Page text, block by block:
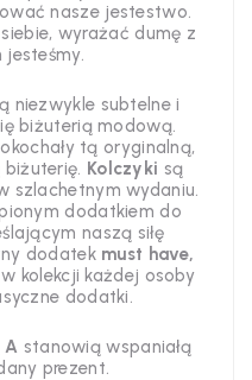
nasze jestestwo.
wyrażać dumę z
jesteśmy.
niezwykle subtelne i
biżuterią modową.
tą oryginalną,
Kolczyki są
szlachetnym wydaniu.
dodatkiem do
naszą siłę
dodatek must have,
kolekcji każdej osoby
dodatki.
A stanowią wspaniałą
prezent.